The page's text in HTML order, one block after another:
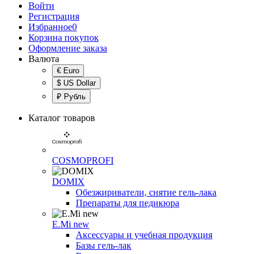
Войти
Регистрация
Избранное0
Корзина покупок
Оформление заказа
Валюта
€ Euro
$ US Dollar
₽ Рубль
Каталог товаров
COSMOPROFI
DOMIX
Обезжириватели, снятие гель-лака
Препараты для педикюра
E.Mi new
Аксессуары и учебная продукция
Базы гель-лак